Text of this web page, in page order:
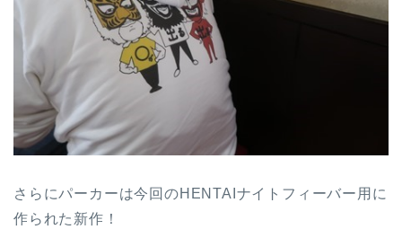
さらにパーカーは今回のHENTAIナイトフィーバー用に
作られた新作！